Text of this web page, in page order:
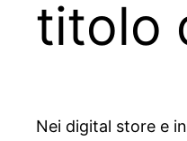
titolo
Nei digital store e